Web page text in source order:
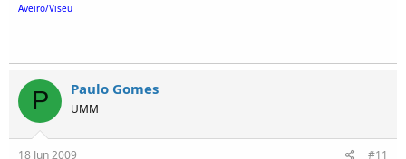
Aveiro/Viseu
P Paulo Gomes
UMM
18 Jun 2009 #11